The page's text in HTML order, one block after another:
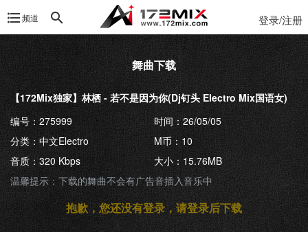
频道 登录/注册
舞曲下载
【172Mix独家】林栖 - 若不是因为你(Dj钉头 Electro Mix国语女)
编号：275999
时间：26/05/05
分类：中文Electro
M币：10
音质：320 Kbps
大小：15.76MB
温馨提示：下载的舞曲不会有广告音插入音乐中
抱歉，您还没有登录，请登录后下载